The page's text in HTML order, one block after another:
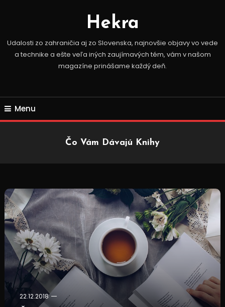
Hekra
Udalosti zo zahraničia aj zo Slovenska, najnovšie objavy vo vede
a technike a ešte veľa iných zaujímavých tém, vám v našom
magazíne prinášame každý deň.
Menu
Čo Vám Dávajú Knihy
22.12.2018